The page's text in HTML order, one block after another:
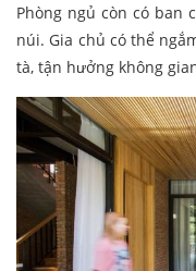
Phòng ngủ còn có ban
núi. Gia chủ có thể
tà, tận hưởng không